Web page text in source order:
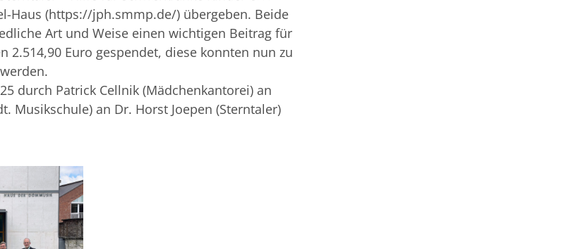
Haus (https://jph.smmp.de/) übergeben. Beide
Art und Weise einen wichtigen Beitrag für
2.514,90 Euro gespendet, diese konnten nun zu
durch Patrick Cellnik (Mädchenkantorei) an
Musikschule) an Dr. Horst Joepen (Sterntaler)